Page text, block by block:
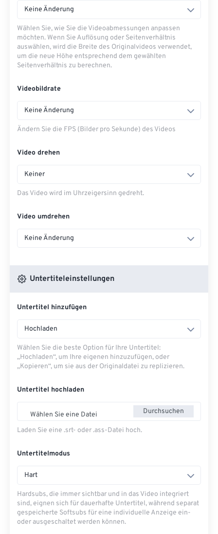
Keine Änderung
Wählen Sie, wie Sie die Videoabmessungen anpassen
möchten. Wenn Sie Auflösung oder Seitenverhältnis
auswählen, wird die Breite des Originalvideos verwendet,
um die neue Höhe entsprechend dem gewählten
Seitenverhältnis zu berechnen.
Videobildrate
Keine Änderung
Ändern Sie die FPS (Bilder pro Sekunde) des Videos
Video drehen
Keiner
Das Video wird im Uhrzeigersinn gedreht.
Video umdrehen
Keine Änderung
Untertiteleinstellungen
Untertitel hinzufügen
Hochladen
Wählen Sie die beste Option für Ihre Untertitel:
„Hochladen“, um Ihre eigenen hinzuzufügen, oder
„Kopieren“, um sie aus der Originaldatei zu replizieren.
Untertitel hochladen
Wählen Sie eine Datei Durchsuchen
Laden Sie eine .srt- oder .ass-Datei hoch.
Untertitelmodus
Hart
Hardsubs, die immer sichtbar und in das Video integriert
sind, eignen sich für dauerhafte Untertitel, während separat
gespeicherte Softsubs für eine individuelle Anzeige ein-
oder ausgeschaltet werden können.